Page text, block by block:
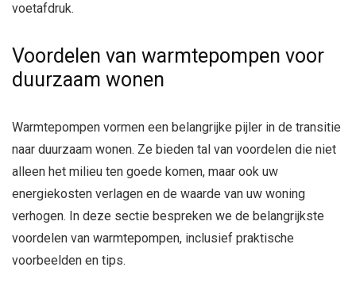
voetafdruk.
Voordelen van warmtepompen voor
duurzaam wonen
Warmtepompen vormen een belangrijke pijler in de transitie
naar duurzaam wonen. Ze bieden tal van voordelen die niet
alleen het milieu ten goede komen, maar ook uw
energiekosten verlagen en de waarde van uw woning
verhogen. In deze sectie bespreken we de belangrijkste
voordelen van warmtepompen, inclusief praktische
voorbeelden en tips.